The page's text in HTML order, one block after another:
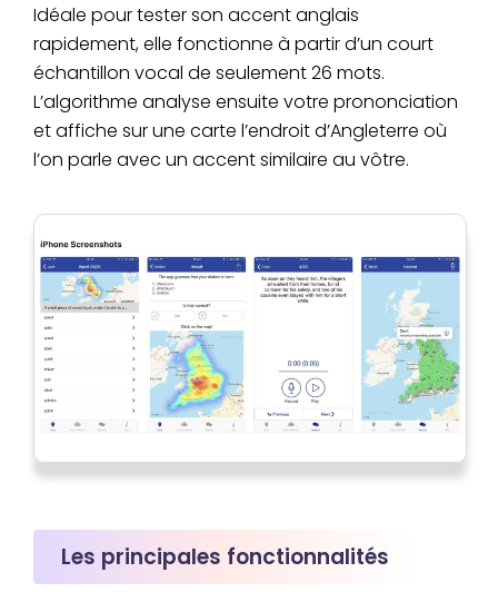
Idéale pour tester son accent anglais
rapidement, elle fonctionne à partir d’un court
échantillon vocal de seulement 26 mots.
L’algorithme analyse ensuite votre prononciation
et affiche sur une carte l’endroit d’Angleterre où
l’on parle avec un accent similaire au vôtre.
Les principales fonctionnalités